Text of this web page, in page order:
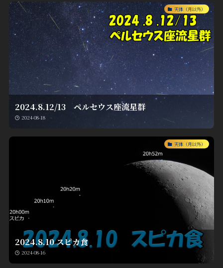
天体（月以外）
2024.8.12/13 ペルセウス座流星群
2024-08-18
天体（月以外）
2024.8.10 スピカ食
2024-08-16